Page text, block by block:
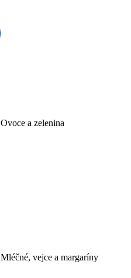
Ovoce a zelenina
Mléčné, vejce a margaríny